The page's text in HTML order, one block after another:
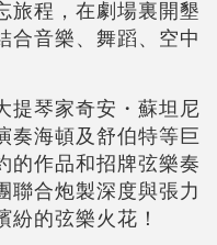
旅程，在劇場裏開墾
合音樂、舞蹈、空中
提琴家奇安・蘇坦尼
奏海頓及舒伯特等巨
的作品和招牌弦樂奏
聯合炮製深度與張力
的弦樂火花！